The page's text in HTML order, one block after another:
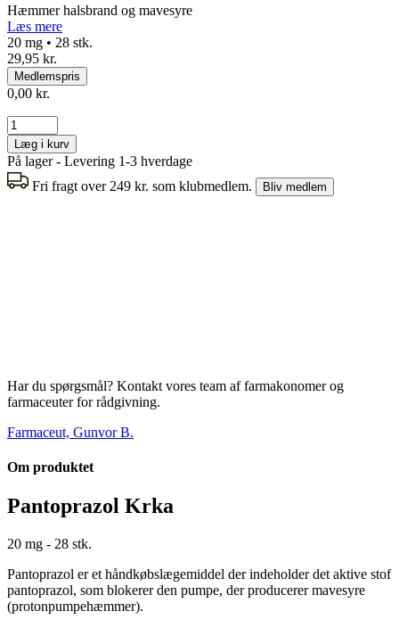
Hæmmer halsbrand og mavesyre
Læs mere
20 mg • 28 stk.
29,95 kr.
Medlemspris
0,00 kr.
Læg i kurv
På lager - Levering 1-3 hverdage
Fri fragt over 249 kr. som klubmedlem.
Bliv medlem
Har du spørgsmål? Kontakt vores team af farmakonomer og
farmaceuter for rådgivning.
Farmaceut, Gunvor B.
Om produktet
Pantoprazol Krka
20 mg - 28 stk.
Pantoprazol er et håndkøbslægemiddel der indeholder det aktive stof
pantoprazol, som blokerer den pumpe, der producerer mavesyre
(protonpumpehæmmer).